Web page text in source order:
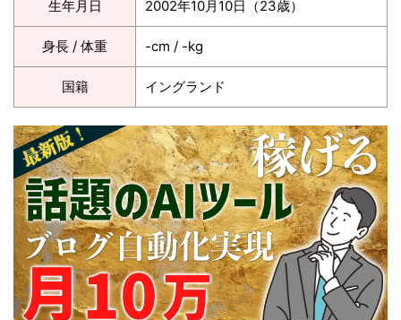
生年月日 2002年10月10日（23歳）
身長 / 体重 -cm / -kg
国籍 イングランド